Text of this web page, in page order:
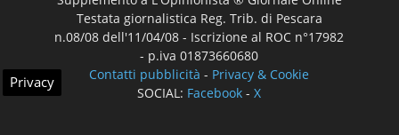
Testata giornalistica Reg. Trib. di Pescara
n.08/08 dell'11/04/08 - Iscrizione al ROC n°17982
- p.iva 01873660680
Contatti pubblicità - Privacy & Cookie
SOCIAL: Facebook -X
Privacy